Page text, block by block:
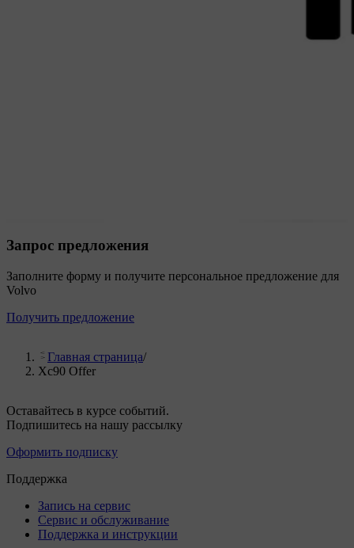
Запрос предложения
Заполните форму и получите персональное предложение для
Volvo
Получить предложение
Главная страница/
Xc90 Offer